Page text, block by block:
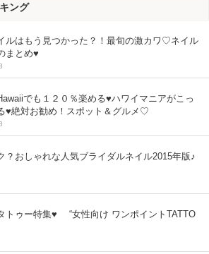
ング
ルはもう見つかった？！最旬の激カワ♡ネイル
まとめ♥
でも１２０％楽める♥ハワイマニアがこっ
♥絶対お勧め！スポット＆グルメ♡
？おしゃれな人気ブライダルネイル2015年版♪
トゥー特集♥ “女性向け ワンポイントTATTO